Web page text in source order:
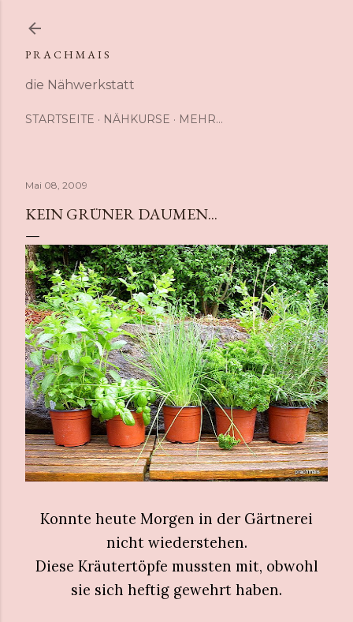
P R A C H M A I S
die Nähwerkstatt
STARTSEITE NÄHKURSE MEHR…
Mai 08, 2009
KEIN GRÜNER DAUMEN...
Konnte heute Morgen in der Gärtnerei
nicht wiederstehen.
Diese Kräutertöpfe mussten mit, obwohl
sie sich heftig gewehrt haben.